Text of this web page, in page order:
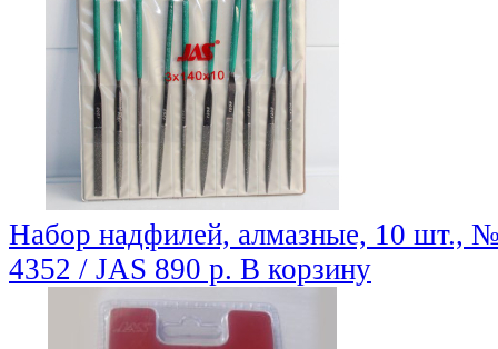
Набор надфилей, алмазные, 10 шт.,
4352 / JAS 890 р. В корзину